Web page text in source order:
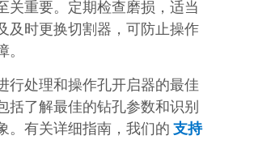
关重要。定期检查磨损，适当
及时更换切割器，可防止操作
。
行处理和操作孔开启器的最佳
括了解最佳的钻孔参数和识别
。有关详细指南，我们的 支持